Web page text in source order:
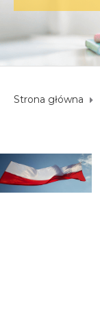
Strona główna